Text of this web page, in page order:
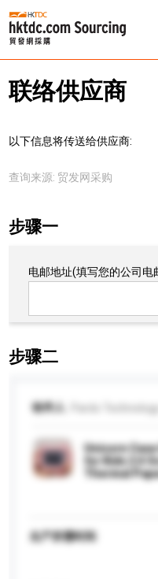
联络供应商
以下信息将传送给供应商:
查询来源: 贸发网采购
步骤一
电邮地址(填写您的公司电
步骤二
收件人
Unicorn
for Kids 2.4
Thermal
生产所需时间